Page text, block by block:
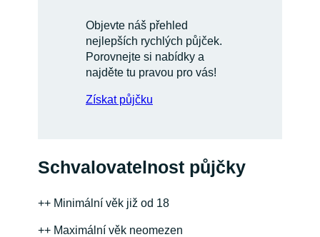
Objevte náš přehled
nejlepších rychlých půjček.
Porovnejte si nabídky a
najděte tu pravou pro vás!
Získat půjčku
Schvalovatelnost půjčky
++ Minimální věk již od 18
++ Maximální věk neomezen